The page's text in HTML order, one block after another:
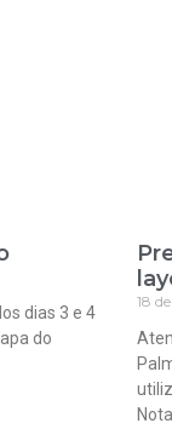
dias 3 e 4
do
18